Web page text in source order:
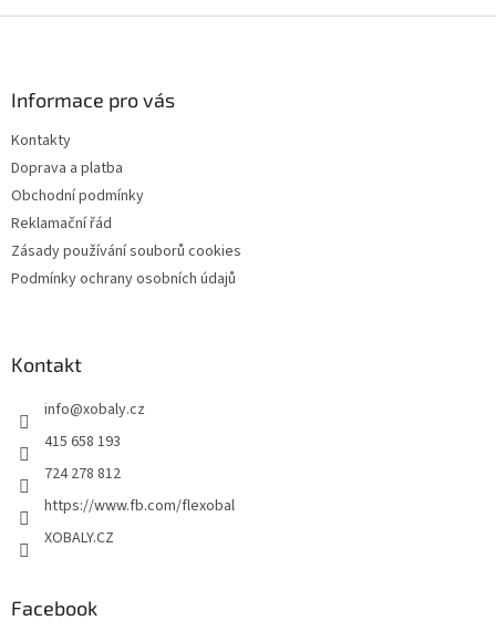
Informace pro vás
Kontakty
Doprava a platba
Obchodní podmínky
Reklamační řád
Zásady používání souborů cookies
Podmínky ochrany osobních údajů
Kontakt
info@xobaly.cz
415 658 193
724 278 812
https://www.fb.com/flexobal
XOBALY.CZ
Facebook